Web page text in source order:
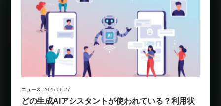
ニュース 2025.06.27
どの生成AIアシスタントが使われている？利用状